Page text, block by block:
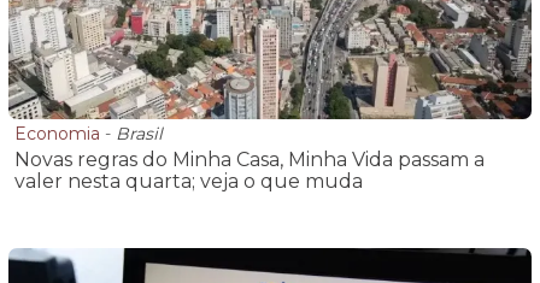
Economia - Brasil
Novas regras do Minha Casa, Minha Vida passam a
valer nesta quarta; veja o que muda